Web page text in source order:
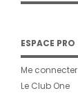
ESPACE PRO
Me connecter
Le Club One